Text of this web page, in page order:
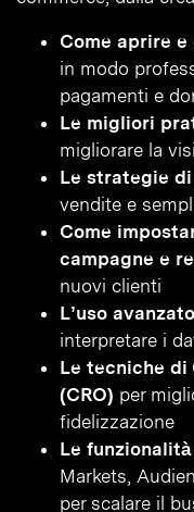
Come aprire
in modo
pagamenti e
Le migliori
migliorare la
Le strategie
vendite e
Come
campagne e
nuovi clienti
L’uso
interpretare i
Le tecniche di
(CRO) per
fidelizzazione
Le
Markets,
per scalare il